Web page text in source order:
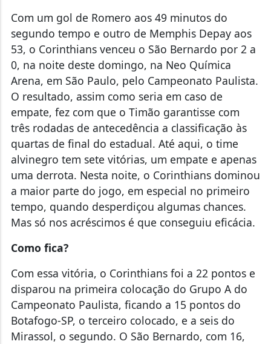
Com um gol de Romero aos 49 minutos do
segundo tempo e outro de Memphis Depay aos
53, o Corinthians venceu o São Bernardo por 2 a
0, na noite deste domingo, na Neo Química
Arena, em São Paulo, pelo Campeonato Paulista.
O resultado, assim como seria em caso de
empate, fez com que o Timão garantisse com
três rodadas de antecedência a classificação às
quartas de final do estadual. Até aqui, o time
alvinegro tem sete vitórias, um empate e apenas
uma derrota. Nesta noite, o Corinthians dominou
a maior parte do jogo, em especial no primeiro
tempo, quando desperdiçou algumas chances.
Mas só nos acréscimos é que conseguiu eficácia.
Como fica?
Com essa vitória, o Corinthians foi a 22 pontos e
disparou na primeira colocação do Grupo A do
Campeonato Paulista, ficando a 15 pontos do
Botafogo-SP, o terceiro colocado, e a seis do
Mirassol, o segundo. O São Bernardo, com 16,